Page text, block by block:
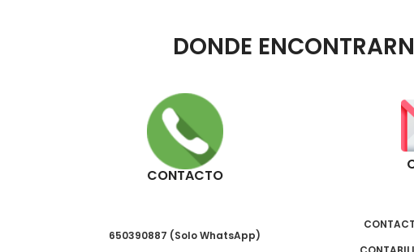
DONDE
CONTACTO
650390887 (Solo WhatsApp)